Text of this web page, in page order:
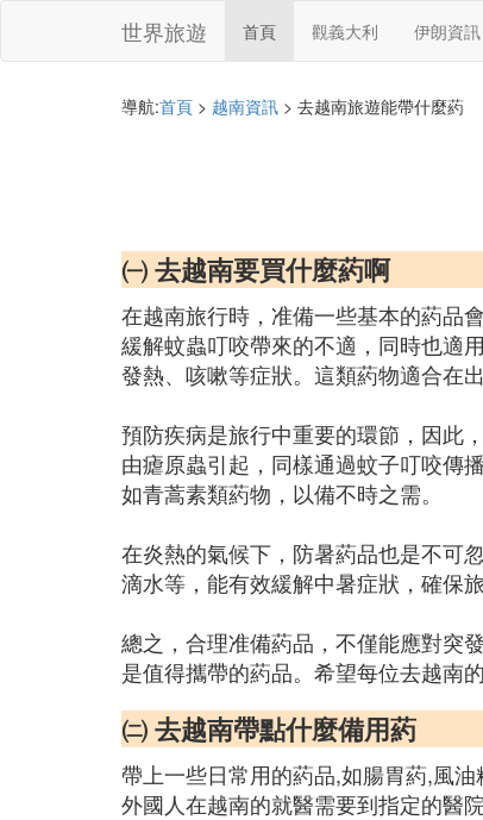
世界旅遊 首頁 觀義大利 伊朗資訊
導航:首頁 > 越南資訊 > 去越南旅遊能帶什麼葯
㈠ 去越南要買什麼葯啊
在越南旅行時，准備一些基本的葯品
緩解蚊蟲叮咬帶來的不適，同時也適
發熱、咳嗽等症狀。這類葯物適合在
預防疾病是旅行中重要的環節，因此
由瘧原蟲引起，同樣通過蚊子叮咬傳
如青蒿素類葯物，以備不時之需。
在炎熱的氣候下，防暑葯品也是不可
滴水等，能有效緩解中暑症狀，確保
總之，合理准備葯品，不僅能應對突
是值得攜帶的葯品。希望每位去越南
㈡ 去越南帶點什麼備用葯
帶上一些日常用的葯品,如腸胃葯,風
外國人在越南的就醫需要到指定的醫